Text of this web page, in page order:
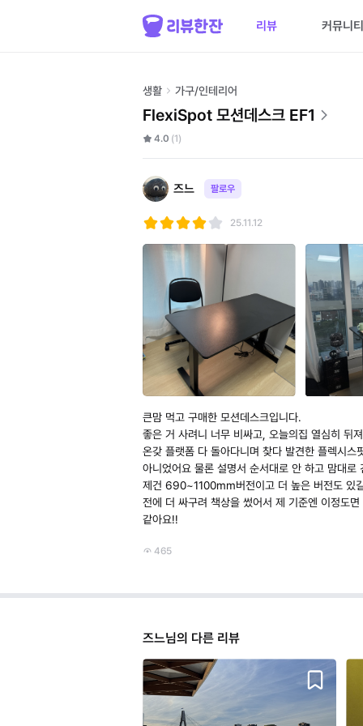
리뷰 커뮤니티
생활 가구/인테리어
FlexiSpot 모션데스크 EF1
4.0 (1)
즈느 팔로우
25.11.12
큰맘 먹고 구매한 모션데스크입니다.
좋은 거 사려니 너무 비싸고, 오늘의집 열심히 뒤
온갖 플랫폼 다 돌아다니며 찾다 발견한 플렉시
아니었어요 물론 설명서 순서대로 안 하고 맘대
제건 690~1100mm버전이고 더 높은 버전도 있
전에 더 싸구려 책상을 썼어서 제 기준엔 이정도
같아요!!
465
즈느님의 다른 리뷰